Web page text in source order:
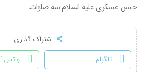
حسن عسکری علیه السلام سه صلوات.
اشتراک گذاری
تلگرام
واتس آپ